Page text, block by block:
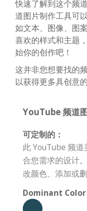
快速了解到这个频
道图片制作工具可
如文本、图像、图
喜欢的样式和主题
始你的创作吧！
这并非您想要找的
以获得更多具创意
YouTube 频道
可定制的：
此 YouTube 频
合您需求的设计
改颜色、添加或
Dominant Color